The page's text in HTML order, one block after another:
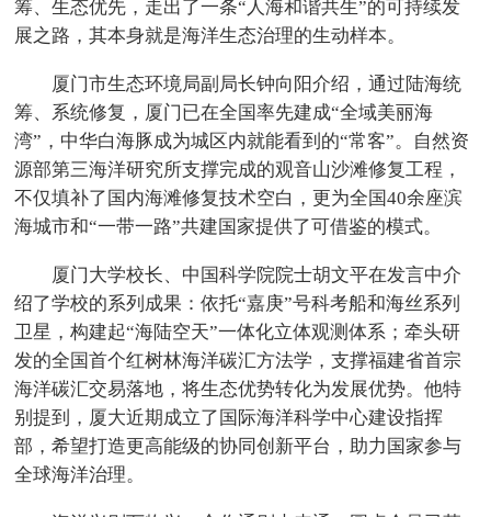
筹、生态优先，走出了一条“人海和谐共生”的可持续发
展之路，其本身就是海洋生态治理的生动样本。
厦门市生态环境局副局长钟向阳介绍，通过陆海统
筹、系统修复，厦门已在全国率先建成“全域美丽海
湾”，中华白海豚成为城区内就能看到的“常客”。自然资
源部第三海洋研究所支撑完成的观音山沙滩修复工程，
不仅填补了国内海滩修复技术空白，更为全国40余座滨
海城市和“一带一路”共建国家提供了可借鉴的模式。
厦门大学校长、中国科学院院士胡文平在发言中介
绍了学校的系列成果：依托“嘉庚”号科考船和海丝系列
卫星，构建起“海陆空天”一体化立体观测体系；牵头研
发的全国首个红树林海洋碳汇方法学，支撑福建省首宗
海洋碳汇交易落地，将生态优势转化为发展优势。他特
别提到，厦大近期成立了国际海洋科学中心建设指挥
部，希望打造更高能级的协同创新平台，助力国家参与
全球海洋治理。